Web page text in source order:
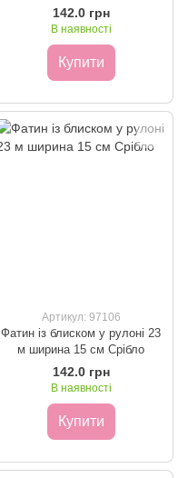
142.0 грн
В наявності
Купити
Артикул: 97106
Фатин із блиском у рулоні 23
м ширина 15 см Срібло
142.0 грн
В наявності
Купити